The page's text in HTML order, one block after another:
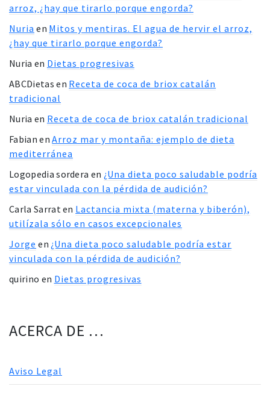
arroz, ¿hay que tirarlo porque engorda?
Nuria en Mitos y mentiras. El agua de hervir el arroz,
¿hay que tirarlo porque engorda?
Nuria en Dietas progresivas
ABCDietas en Receta de coca de briox catalán
tradicional
Nuria en Receta de coca de briox catalán tradicional
Fabian enArroz mar y montaña: ejemplo de dieta
mediterránea
Logopedia sordera en ¿Una dieta poco saludable podría
estar vinculada con la pérdida de audición?
Carla Sarrat en Lactancia mixta (materna y biberón),
utilízala sólo en casos excepcionales
Jorge en ¿Una dieta poco saludable podría estar
vinculada con la pérdida de audición?
quirino en Dietas progresivas
ACERCA DE …
Aviso Legal